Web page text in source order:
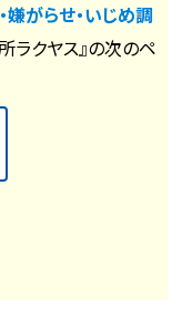
嫌がらせ・いじめ調
ラクヤス』の次のペ